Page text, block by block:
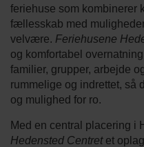
feriehuse som kombinerer
fællesskab med
velvære. Feriehusene
og komfortabel
familier, grupper, arbejde
rummelige og indrettet, så
og mulighed for ro.
Med en central placering i
Hedensted Centretet